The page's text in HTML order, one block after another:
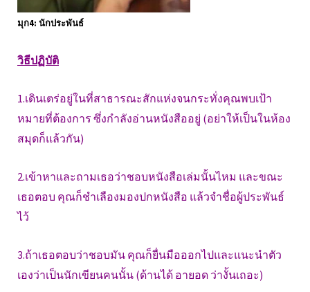
มุก4: นักประพันธ์
วิธีปฏิบัติ
1.เดินเตร่อยู่ในที่สาธารณะสักแห่งจนกระทั่งคุณพบเป้า
หมายที่ต้องการ ซึ่งกำลังอ่านหนังสืออยู่ (อย่าให้เป็นในห้อง
สมุดก็แล้วกัน)
2.เข้าหาและถามเธอว่าชอบหนังสือเล่มนั้นไหม และขณะ
เธอตอบ คุณก็ชำเลืองมองปกหนังสือ แล้วจำชื่อผู้ประพันธ์
ไว้
3.ถ้าเธอตอบว่าชอบมัน คุณก็ยื่นมือออกไปและแนะนำตัว
เองว่าเป็นนักเขียนคนนั้น (ด้านได้ อายอด ว่างั้นเถอะ)